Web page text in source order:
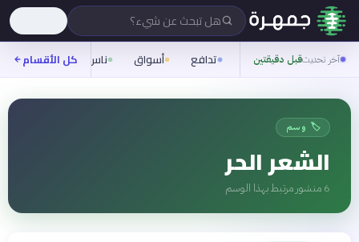
هل تبحث عن شيء؟
آخر تحديثقبل دقيقتين تدافع أسواق ناس روح
كل الأقسام
🏷️ وسم
الشعر الحر
6 منشور مرتبط بهذا الوسم